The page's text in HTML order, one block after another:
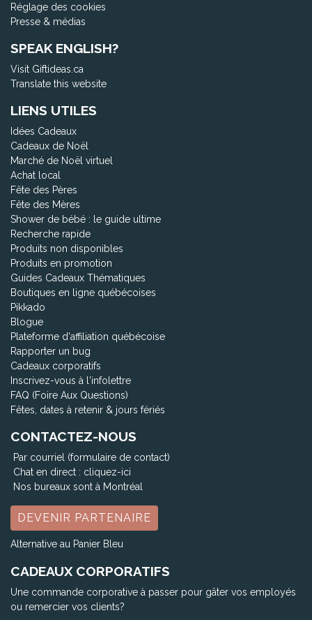
Réglage des cookies
Presse & médias
SPEAK ENGLISH?
Visit Giftideas.ca
Translate this website
LIENS UTILES
Idées Cadeaux
Cadeaux de Noël
Marché de Noël virtuel
Achat local
Fête des Pères
Fête des Mères
Shower de bébé : le guide ultime
Recherche rapide
Produits non disponibles
Produits en promotion
Guides Cadeaux Thématiques
Boutiques en ligne québécoises
Pikkado
Blogue
Plateforme d'affiliation québécoise
Rapporter un bug
Cadeaux corporatifs
Inscrivez-vous à l'infolettre
FAQ (Foire Aux Questions)
Fêtes, dates à retenir & jours fériés
CONTACTEZ-NOUS
Par courriel (formulaire de contact)
Chat en direct : cliquez-ici
Nos bureaux sont à Montréal
DEVENIR PARTENAIRE
Alternative au Panier Bleu
CADEAUX CORPORATIFS
Une commande corporative à passer pour gâter vos employés
ou remercier vos clients?